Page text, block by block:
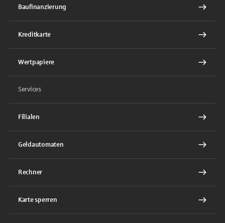
Baufinanzierung
Kreditkarte
Wertpapiere
Services
Filialen
Geldautomaten
Rechner
Karte sperren